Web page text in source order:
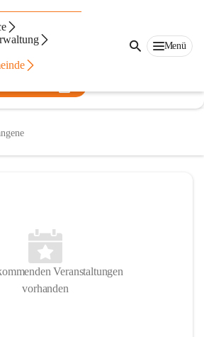
Menü
Meiningen
meiningen
Veranstaltungen
vorhanden